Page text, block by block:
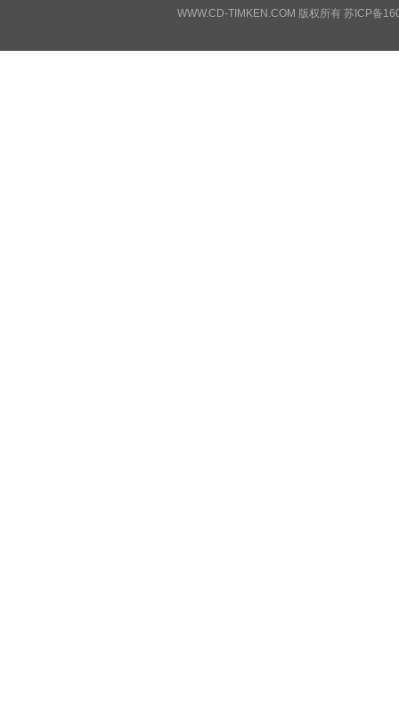
WWW.CD-TIMKEN.COM 版权所有 苏ICP备